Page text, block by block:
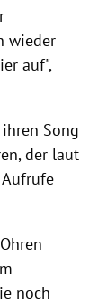
wieder
auf",
Song
der laut
noch